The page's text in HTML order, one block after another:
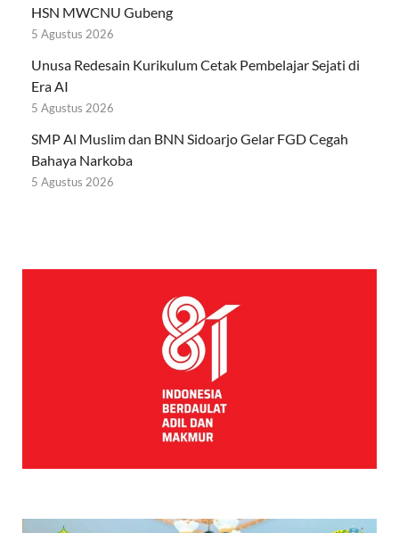
HSN MWCNU Gubeng
5 Agustus 2026
Unusa Redesain Kurikulum Cetak Pembelajar Sejati di
Era AI
5 Agustus 2026
SMP Al Muslim dan BNN Sidoarjo Gelar FGD Cegah
Bahaya Narkoba
5 Agustus 2026